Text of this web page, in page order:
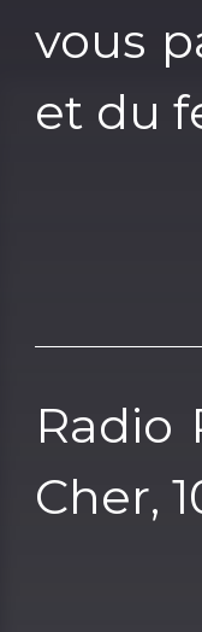
vous
et du
Radio
Cher,